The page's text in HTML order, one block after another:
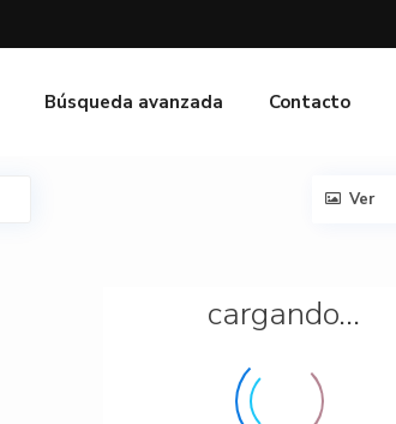
Búsqueda avanzada Contacto
cargando...
Ver